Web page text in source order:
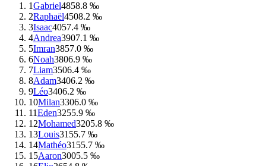
1Gabriel4858.8 ‰
2Raphaël4508.2 ‰
3Isaac4057.4 ‰
4Andrea3907.1 ‰
5Imran3857.0 ‰
6Noah3806.9 ‰
7Liam3506.4 ‰
8Adam3406.2 ‰
9Léo3406.2 ‰
10Milan3306.0 ‰
11Eden3255.9 ‰
12Mohamed3205.8 ‰
13Louis3155.7 ‰
14Mathéo3155.7 ‰
15Aaron3005.5 ‰